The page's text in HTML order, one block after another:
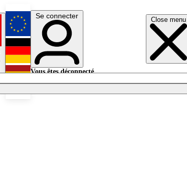
Close menu
English
Deutsch
Se connecter
Vous êtes déconnecté.